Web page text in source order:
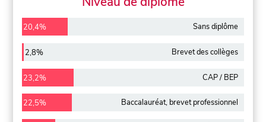
20,4% Sans diplôme
2,8% Brevet des collèges
23,2% CAP / BEP
22,5% Baccalauréat, brevet professionnel